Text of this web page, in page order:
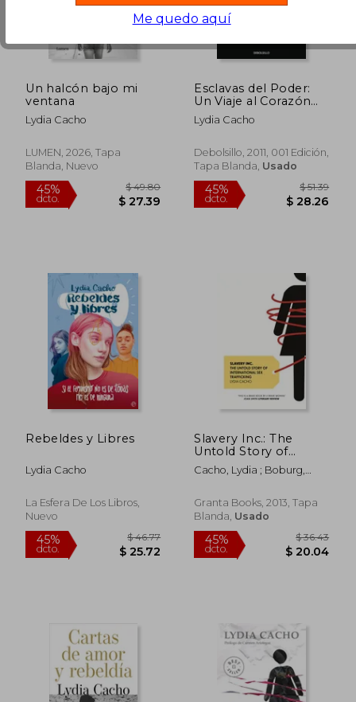
Un halcón bajo mi
ventana
Lydia Cacho
LUMEN, 2026, Tapa
Blanda, Nuevo
Esclavas del Poder:
Un Viaje al Corazón
de la Trata Sexual de
Mujeres y Niñas en el
Crónica)
Lydia Cacho
Debolsillo, 2011, 001 Edición,
Tapa Blanda, Usado
Rebeldes y Libres
Lydia Cacho
La Esfera De Los Libros,
Nuevo
Slavery Inc.: The
Untold Story of
International Sex
Trafficking (en Inglés)
Cacho, Lydia ; Boburg,
Granta Books, 2013, Tapa
Blanda, Usado
Me quedo aquí